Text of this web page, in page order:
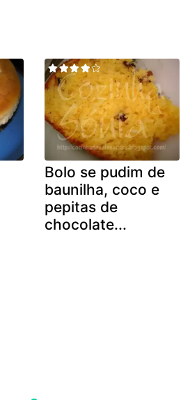
Bolo se pudim de
baunilha, coco e
pepitas de
chocolate...